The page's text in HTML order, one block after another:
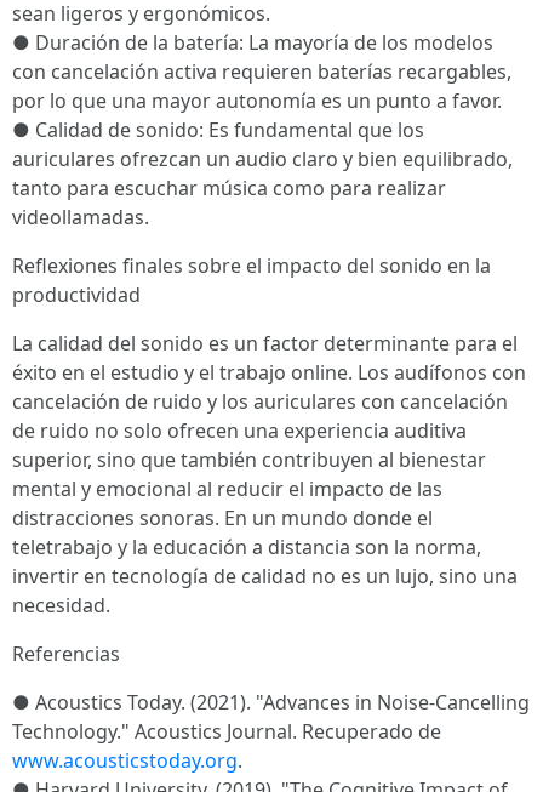
sean ligeros y ergonómicos.
● Duración de la batería: La mayoría de los modelos
con cancelación activa requieren baterías recargables,
por lo que una mayor autonomía es un punto a favor.
● Calidad de sonido: Es fundamental que los
auriculares ofrezcan un audio claro y bien equilibrado,
tanto para escuchar música como para realizar
videollamadas.
Reflexiones finales sobre el impacto del sonido en la
productividad
La calidad del sonido es un factor determinante para el
éxito en el estudio y el trabajo online. Los audífonos con
cancelación de ruido y los auriculares con cancelación
de ruido no solo ofrecen una experiencia auditiva
superior, sino que también contribuyen al bienestar
mental y emocional al reducir el impacto de las
distracciones sonoras. En un mundo donde el
teletrabajo y la educación a distancia son la norma,
invertir en tecnología de calidad no es un lujo, sino una
necesidad.
Referencias
● Acoustics Today. (2021). "Advances in Noise-Cancelling
Technology." Acoustics Journal. Recuperado de
www.acousticstoday.org.